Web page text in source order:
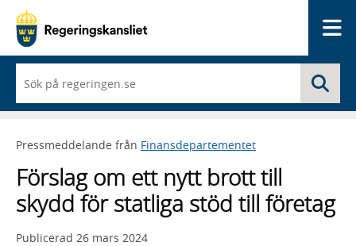
du
börjar
skriva
framträder
lista
med
sökförslag
Pressmeddelande från Finansdepartementet
Förslag om ett nytt brott till
skydd för statliga stöd till företag
Publicerad 26 mars 2024